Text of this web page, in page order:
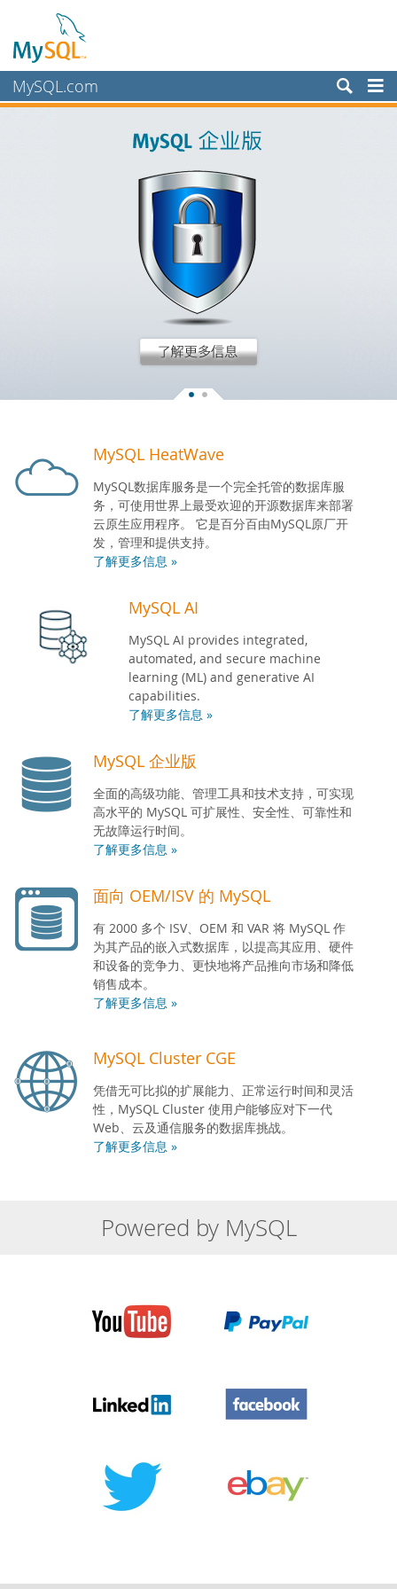
MySQL.com
开发人员专区
MySQL HeatWave
MySQL数据库服务是一个完全托管的数据库服
务，可使用世界上最受欢迎的开源数据库来部署
云原生应用程序。 它是百分百由MySQL原厂开
发，管理和提供支持。
了解更多信息 »
MySQL AI
MySQL AI provides integrated,
automated, and secure machine
learning (ML) and generative AI
capabilities.
了解更多信息 »
MySQL 企业版
全面的高级功能、管理工具和技术支持，可实现
高水平的 MySQL 可扩展性、安全性、可靠性和
无故障运行时间。
了解更多信息 »
面向 OEM/ISV 的 MySQL
有 2000 多个 ISV、OEM 和 VAR 将 MySQL 作
为其产品的嵌入式数据库，以提高其应用、硬件
和设备的竞争力、更快地将产品推向市场和降低
销售成本。
了解更多信息 »
MySQL Cluster CGE
凭借无可比拟的扩展能力、正常运行时间和灵活
性，MySQL Cluster 使用户能够应对下一代
Web、云及通信服务的数据库挑战。
了解更多信息 »
Powered by MySQL